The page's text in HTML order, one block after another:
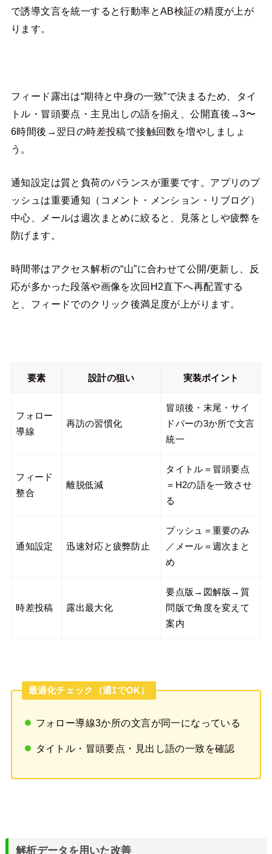
で誘導文言を統一すると行動率とAB検証の精度が上が
ります。
フィード露出は“期待と中身の一致”で決まるため、タイ
トル・冒頭要点・主見出しの語を揃え、公開直後→3〜
6時間後→翌日の時差投稿で接触回数を増やしましょ
う。
通知設定は質と負荷のバランスが重要です。アプリのプ
ッシュは重要通知（コメント・メンション・リブログ）
中心、メールは週次まとめに絞ると、見落としや疲弊を
防げます。
時間帯はアクセス解析の“山”に合わせて公開/更新し、反
応が多かった段落や画像を次回H2直下へ再配置する
と、フィードでのクリック後満足度が上がります。
要素 設計の狙い 実装ポイント
フォロー
導線
再訪の習慣化
冒頭後・末尾・サイ
ドバーの3か所で文言
統一
フィード
整合
離脱低減
タイトル＝冒頭要点
＝H2の語を一致させ
る
通知設定 迅速対応と疲弊防止
プッシュ＝重要のみ
／メール＝週次まと
め
時差投稿 露出最大化
要点版→図解版→質
問版で角度を変えて
案内
最適化チェック（週1でOK）
フォロー導線3か所の文言が同一になっている
タイトル・冒頭要点・見出し語の一致を確認
解析データを用いた改善